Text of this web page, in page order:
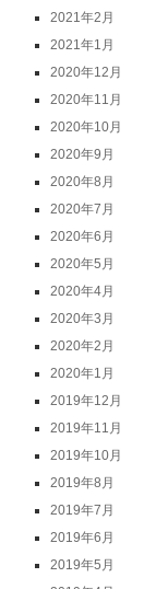
2021年2月
2021年1月
2020年12月
2020年11月
2020年10月
2020年9月
2020年8月
2020年7月
2020年6月
2020年5月
2020年4月
2020年3月
2020年2月
2020年1月
2019年12月
2019年11月
2019年10月
2019年8月
2019年7月
2019年6月
2019年5月